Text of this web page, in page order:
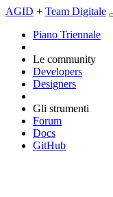
AGID + Team Digitale
Piano Triennale
Le community
Developers
Designers
Gli strumenti
Forum
Docs
GitHub